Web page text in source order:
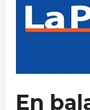
frais
“Art
nique”
En